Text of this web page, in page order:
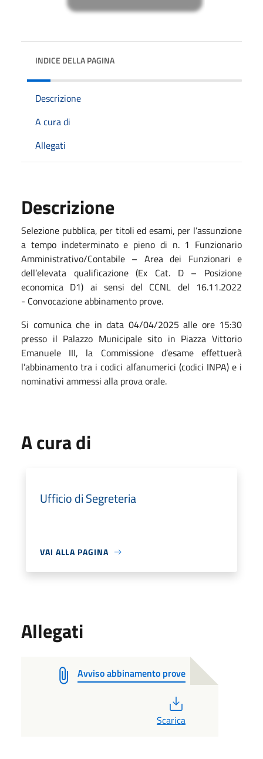
INDICE DELLA PAGINA
Descrizione
A cura di
Allegati
Descrizione
Selezione pubblica, per titoli ed esami, per l’assunzione
a tempo indeterminato e pieno di n. 1 Funzionario
Amministrativo/Contabile – Area dei Funzionari e
dell’elevata qualificazione (Ex Cat. D – Posizione
economica D1) ai sensi del CCNL del 16.11.2022
- Convocazione abbinamento prove.
Si comunica che in data 04/04/2025 alle ore 15:30
presso il Palazzo Municipale sito in Piazza Vittorio
Emanuele III, la Commissione d’esame effettuerà
l’abbinamento tra i codici alfanumerici (codici INPA) e i
nominativi ammessi alla prova orale.
A cura di
Ufficio di Segreteria
VAI ALLA PAGINA
Allegati
Avviso abbinamento prove
Scarica